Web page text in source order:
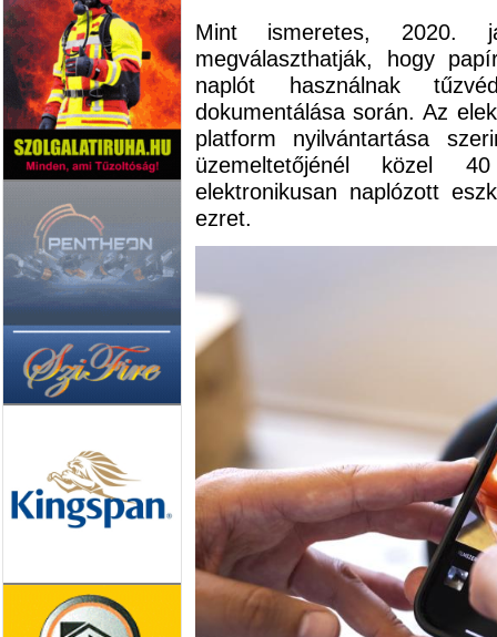
Mint ismeretes, 2020.
megválaszthatják, hogy
naplót használnak
dokumentálása során. Az
platform nyilvántartása
üzemeltetőjénél közel
elektronikusan naplózott
ezret.